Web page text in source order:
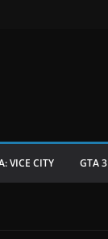
VICE CITY GTA 3